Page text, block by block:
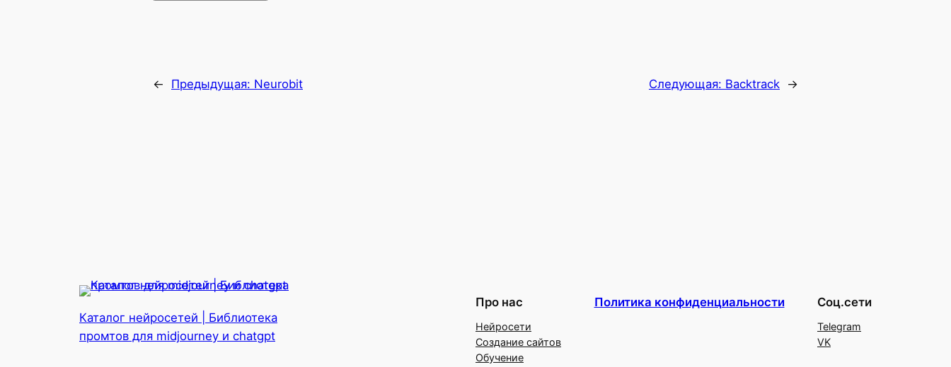
← Предыдущая: Neurobit Следующая: Backtrack →
Каталог нейросетей | Библиотека
промтов для midjourney и chatgpt
Про нас
Нейросети
Создание сайтов
Обучение
Политика конфиденциальности Соц.сети
Telegram
VK